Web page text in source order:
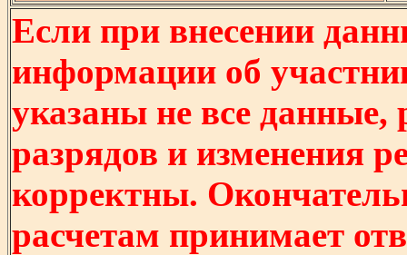
Если при внесении
информации об
указаны не все
разрядов и изменения
корректны.
расчетам принимает